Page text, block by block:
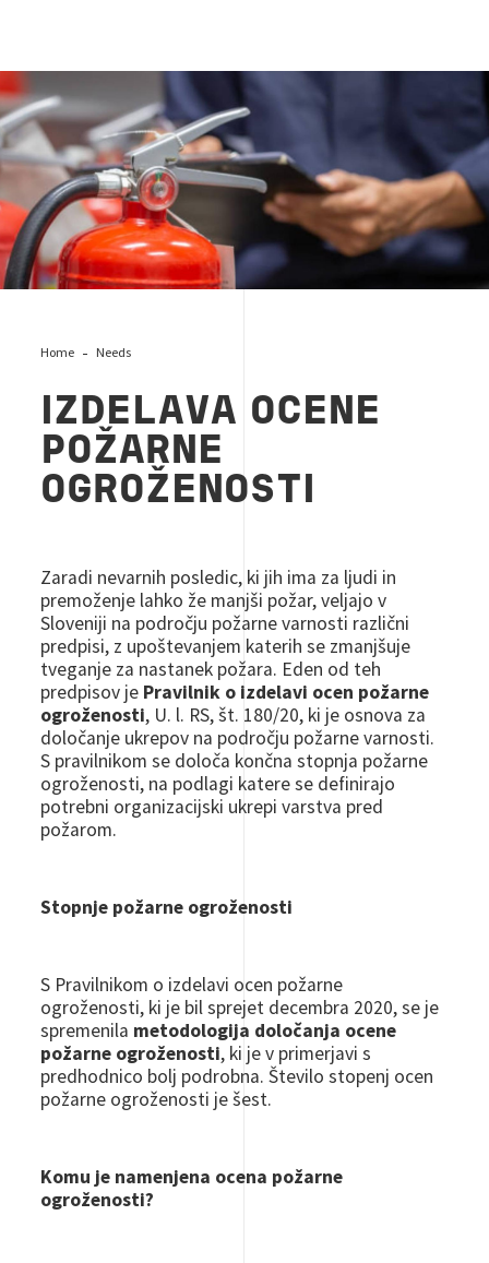
Ocena požarne ogroženosti
Home Needs
IZDELAVA OCENE
POŽARNE
OGROŽENOSTI
Zaradi nevarnih posledic, ki jih ima za ljudi in
premoženje lahko že manjši požar, veljajo v
Sloveniji na področju požarne varnosti različni
predpisi, z upoštevanjem katerih se zmanjšuje
tveganje za nastanek požara. Eden od teh
predpisov je Pravilnik o izdelavi ocen požarne
ogroženosti, U. l. RS, št. 180/20, ki je osnova za
določanje ukrepov na področju požarne varnosti.
S pravilnikom se določa končna stopnja požarne
ogroženosti, na podlagi katere se definirajo
potrebni organizacijski ukrepi varstva pred
požarom.
Stopnje požarne ogroženosti
S Pravilnikom o izdelavi ocen požarne
ogroženosti, ki je bil sprejet decembra 2020, se je
spremenila metodologija določanja ocene
požarne ogroženosti, ki je v primerjavi s
predhodnico bolj podrobna. Število stopenj ocen
požarne ogroženosti je šest.
Komu je namenjena ocena požarne
ogroženosti?